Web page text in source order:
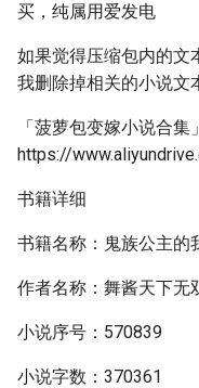
买，纯属用爱发电
如果觉得压缩包内的文
我删除掉相关的小说文
「菠萝包变嫁小说合集」
https://
书籍详细
书籍名称：鬼族公主的
作者名称：舞酱天下无
小说序号：570839
小说字数：370361